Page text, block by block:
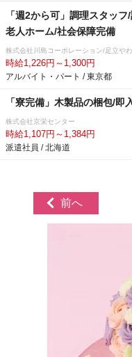
「週2から可」調理スタッ
老人ホーム/社会保障完備
株式会社川島コーポレーション/足立や
時給1,226円～1,300円
アルバイト・パート / 東京都
「寮完備」木製品の梱包/
株式会社京栄センター
時給1,107円～1,384円
派遣社員 / 北海道
前へ